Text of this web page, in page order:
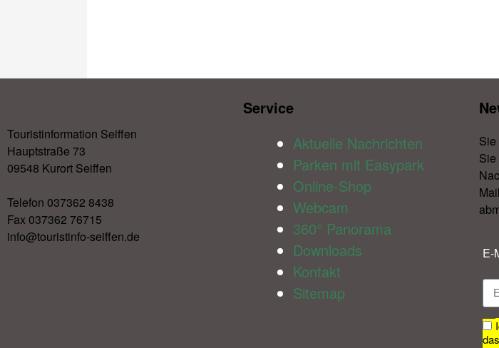
Touristinformation Seiffen
Hauptstraße 73
09548 Kurort Seiffen
Telefon 037362 8438
Fax 037362 76715
info@touristinfo-seiffen.de
Service​
Aktuelle Nachrichten
Parken mit Easypark
Online-Shop
Webcam
360° Panorama
Downloads
Kontakt
Sitemap
E-